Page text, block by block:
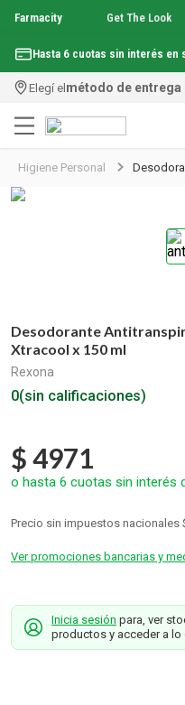
Farmacity Get The Look
Hasta 6 cuotas sin interés en
Elegí elmétodo de entrega
Higiene Personal
Desodorante
Xtracool x 150 ml
Rexona
0(sin calificaciones)
$4971
o hasta 6 cuotas sin interés
Precio sin impuestos nacionales
Ver promociones bancarias y
Inicia sesión para, ver
productos y acceder a lo
2.
8.protector solar
9.serum elvive
10.nyx